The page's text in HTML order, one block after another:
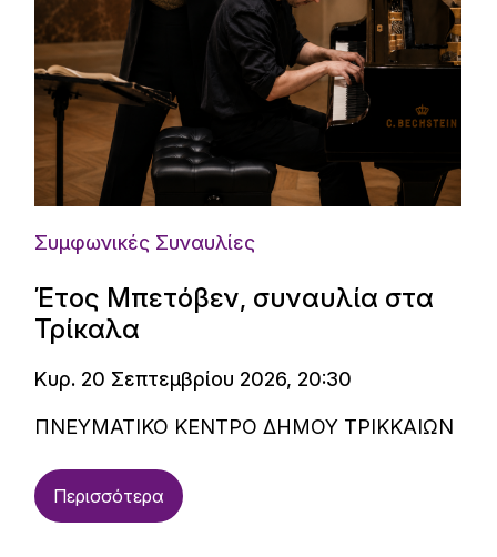
Συμφωνικές Συναυλίες
Έτος Μπετόβεν, συναυλία στα
Τρίκαλα
Κυρ. 20 Σεπτεμβρίου 2026, 20:30
ΠΝΕΥΜΑΤΙΚΟ ΚΕΝΤΡΟ ΔΗΜΟΥ ΤΡΙΚΚΑΙΩΝ
Περισσότερα